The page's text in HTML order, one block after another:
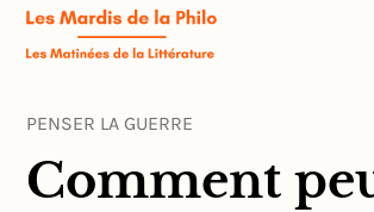
PENSER LA GUERRE
Comment